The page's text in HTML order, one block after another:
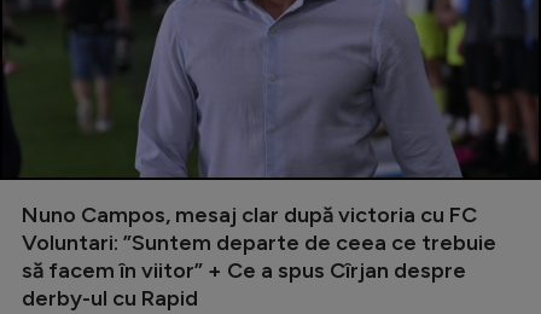
Nuno Campos, mesaj clar după victoria cu FC
Voluntari: ”Suntem departe de ceea ce trebuie
să facem în viitor” + Ce a spus Cîrjan despre
derby-ul cu Rapid